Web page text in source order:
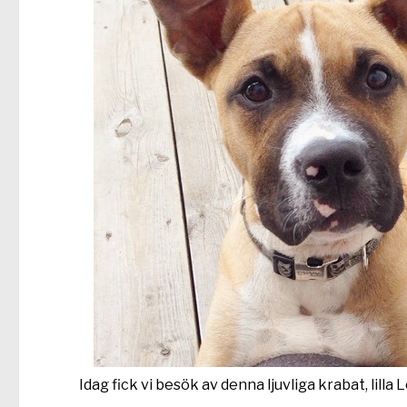
Idag fick vi besök av denna ljuvliga krabat, lilla